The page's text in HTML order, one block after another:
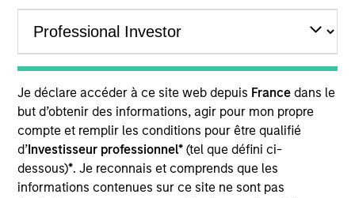
Je déclare accéder à ce site web depuis France dans le
but d’obtenir des informations, agir pour mon propre
compte et remplir les conditions pour être qualifié
d’Investisseur professionnel*(tel que défini ci-
dessous)*. Je reconnais et comprends que les
informations contenues sur ce site ne sont pas
YEARS OF INDUSTRY EXPERIENCE
Years
May not represent all Team Members.